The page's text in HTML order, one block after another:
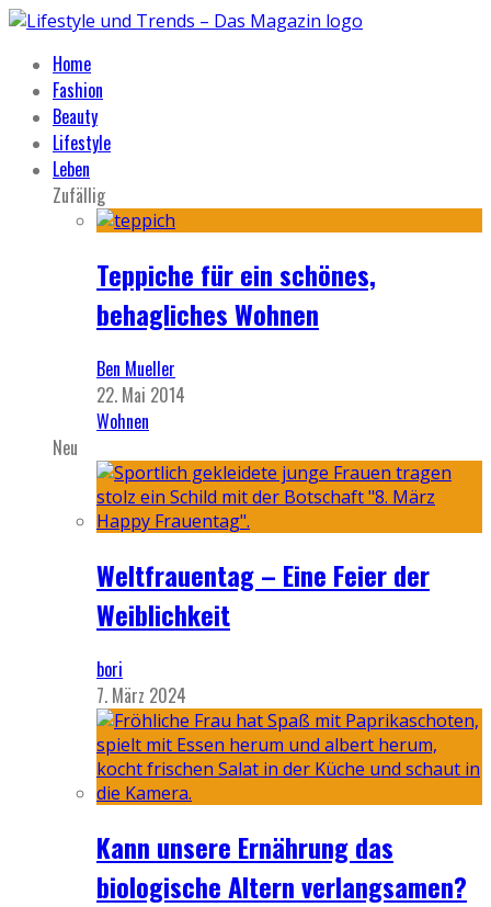
Home
Fashion
Beauty
Lifestyle
Leben
Zufällig
Teppiche für ein schönes,
behagliches Wohnen
Ben Mueller
22. Mai 2014
Wohnen
Neu
Weltfrauentag – Eine Feier der
Weiblichkeit
bori
7. März 2024
Kann unsere Ernährung das
biologische Altern verlangsamen?